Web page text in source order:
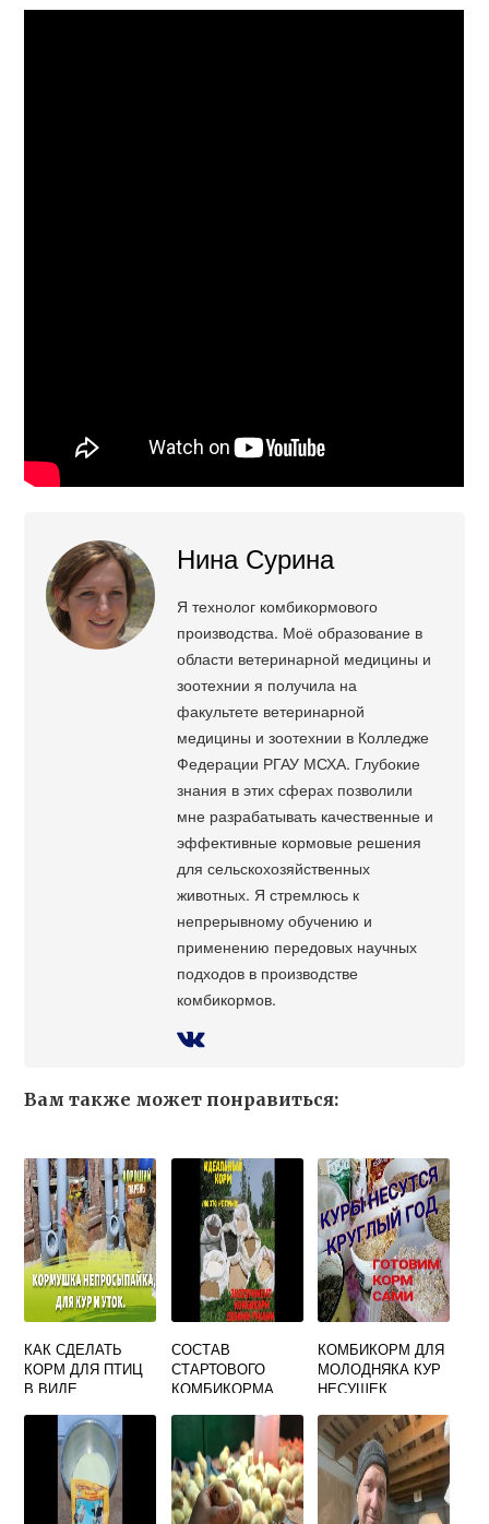
Нина Сурина
Я технолог комбикормового
производства. Моё образование в
области ветеринарной медицины и
зоотехнии я получила на
факультете ветеринарной
медицины и зоотехнии в Колледже
Федерации РГАУ МСХА. Глубокие
знания в этих сферах позволили
мне разрабатывать качественные и
эффективные кормовые решения
для сельскохозяйственных
животных. Я стремлюсь к
непрерывному обучению и
применению передовых научных
подходов в производстве
комбикормов.
Вам также может понравиться:
КАК СДЕЛАТЬ
КОРМ ДЛЯ ПТИЦ
В ВИДЕ
СОСТАВ
СТАРТОВОГО
КОМБИКОРМА
КОМБИКОРМ ДЛЯ
МОЛОДНЯКА КУР
НЕСУШЕК